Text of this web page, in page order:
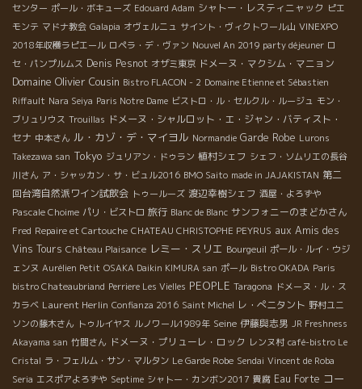
センター ポール・ボキューズ Edouard Adam シャトー・レスティニャック ピエ
モンテ マドナ教会 Galapia オヴェルニュ サイント・ヴィクトワール山 VINEXPO
2018年収穫ラピエール ロペラ・デ・ヴァン Nouvel An 2019 party déjeuner ロ
セ・パンプルムス Denis Pesnot オザミ東京 ドメーヌ・マクシム・マニョン
Domaine Olivier Cousin Bistro FLACON - 2 Domaine Etienne et Sébastien
Riffault Nara Seiya Paris Notre Dame ビストロ・ル・セルクル・ルージュ モン・
ブリュリウス Trouillas ドメーヌ・シャルロット・エ・ジャン・バティスト・
セナ 中本さん ル・カゾ・デ・マイヨル Normandie Garde Robe Lurons
Takezawa san Tokyo ジュリアン・ドゥラン 植村シェフ シェフ・ソムリエの長谷
川さん ア・シャッカン・サ・ビュル2016 BMO Saito made in JAJAKISTAN 第二
回台湾自然派ワイン試飲会 トゥールーズ 渡辺幸樹シェフ 酒屋・よろずや
Pascale Choime パリ・ビストロ 旅行 Blanc de Blanc サンフォニーのまどかさん
Fred Repaire et Cartouche CHATEAU CHRISTOPHE PEYRUS aux Amis des
Vins Tours Château Plaisance レミー・スリエ Bourgeuil ポール・ルイ・ウジ
ェンヌ Aurélien Petit OSAKA Daikin KIMURA san ポール Bistro OKADA Paris
bistro Chateaubriand Perriere Les Vielles PEOPLE Taragona ドメーヌ・ル・ス
カラベ Laurent Herlin Confianza 2016 Saint Michel レ・ぺニタント 野村ユニ
ソンの藤木さん トゥルイヤス ルノワール1989年 Seine 伊藤與志男 JR Freshness
Akayama san 竹間さん ドメーヌ・プリューレ・ロック レンヌ村 café-bistro Le
Cristal ラ・フェルム・サン・マルタン Le Garde Robe Sendai Vincent de Roba
Seria エスポアよろずや Septime シャトー・カンボン2017 貴腐 Eau Forte コー